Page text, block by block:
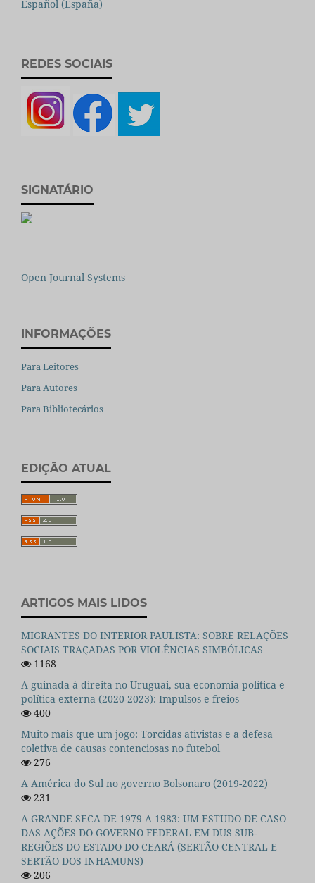
Español (España)
REDES SOCIAIS
SIGNATÁRIO
Open Journal Systems
INFORMAÇÕES
Para Leitores
Para Autores
Para Bibliotecários
EDIÇÃO ATUAL
ARTIGOS MAIS LIDOS
MIGRANTES DO INTERIOR PAULISTA: SOBRE RELAÇÕES
SOCIAIS TRAÇADAS POR VIOLÊNCIAS SIMBÓLICAS
1168
A guinada à direita no Uruguai, sua economia política e
política externa (2020-2023): Impulsos e freios
400
Muito mais que um jogo: Torcidas ativistas e a defesa
coletiva de causas contenciosas no futebol
276
A América do Sul no governo Bolsonaro (2019-2022)
231
A GRANDE SECA DE 1979 A 1983: UM ESTUDO DE CASO
DAS AÇÕES DO GOVERNO FEDERAL EM DUS SUB-
REGIÕES DO ESTADO DO CEARÁ (SERTÃO CENTRAL E
SERTÃO DOS INHAMUNS)
206